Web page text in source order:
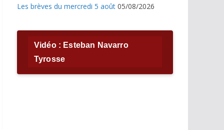
Les brèves du mercredi 5 août 05/08/2026
Vidéo : Esteban Navarro
Tyrosse